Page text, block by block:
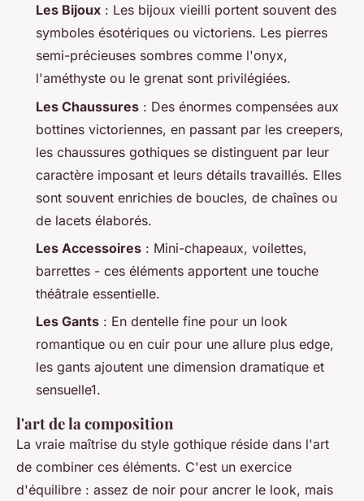
Les Bijoux : Les bijoux vieilli portent souvent des
symboles ésotériques ou victoriens. Les pierres
semi-précieuses sombres comme l'onyx,
l'améthyste ou le grenat sont privilégiées.
Les Chaussures : Des énormes compensées aux
bottines victoriennes, en passant par les creepers,
les chaussures gothiques se distinguent par leur
caractère imposant et leurs détails travaillés. Elles
sont souvent enrichies de boucles, de chaînes ou
de lacets élaborés.
Les Accessoires : Mini-chapeaux, voilettes,
barrettes - ces éléments apportent une touche
théâtrale essentielle.
Les Gants : En dentelle fine pour un look
romantique ou en cuir pour une allure plus edge,
les gants ajoutent une dimension dramatique et
sensuelle1.
l'art de la composition
La vraie maîtrise du style gothique réside dans l'art
de combiner ces éléments. C'est un exercice
d'équilibre : assez de noir pour ancrer le look, mais